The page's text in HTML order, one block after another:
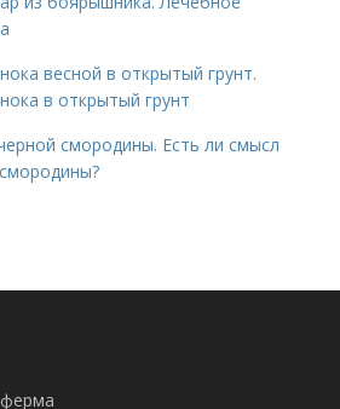
весной в открытый грунт.
в открытый грунт
смородины. Есть ли смысл